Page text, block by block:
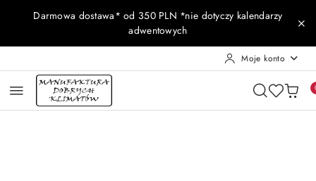
Przejdź do treści głównej
Przejdź do wyszukiwarki
Przejdź do moje konto
Przejdź do menu głównego
Przejdź do opisu produktu
Przejdź do stopki
Darmowa dostawa* od 350 PLN *nie dotyczy kalendarzy
adwentowych
Moje konto